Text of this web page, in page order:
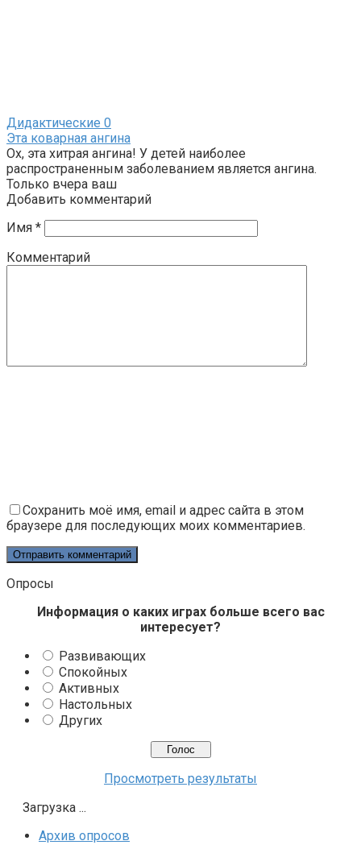
Дидактические 0
Эта коварная ангина
Ох, эта хитрая ангина! У детей наиболее
распространенным заболеванием является ангина.
Только вчера ваш
Добавить комментарий
Имя *
Комментарий
Сохранить моё имя, email и адрес сайта в этом
браузере для последующих моих комментариев.
Опросы
Информация о каких играх больше всего вас
интересует?
Развивающих
Спокойных
Активных
Настольных
Других
Просмотреть результаты
Загрузка ...
Архив опросов